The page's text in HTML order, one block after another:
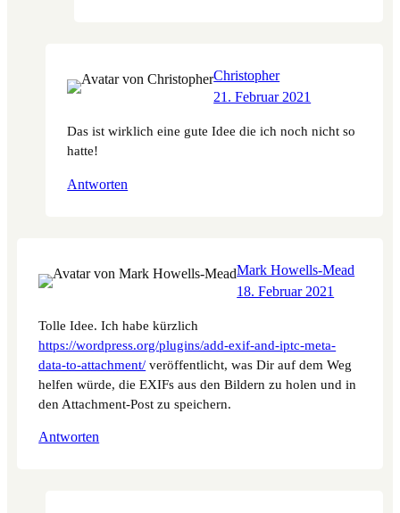
Christopher
21. Februar 2021
Das ist wirklich eine gute Idee die ich noch nicht so
hatte!
Antworten
Mark Howells-Mead
18. Februar 2021
Tolle Idee. Ich habe kürzlich
https://wordpress.org/plugins/add-exif-and-iptc-meta-
data-to-attachment/ veröffentlicht, was Dir auf dem Weg
helfen würde, die EXIFs aus den Bildern zu holen und in
den Attachment-Post zu speichern.
Antworten